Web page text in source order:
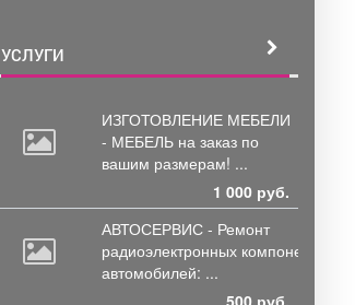
УСЛУГИ
ИЗГОТОВЛЕНИЕ МЕБЕЛИ
- МЕБЕЛЬ на заказ по
вашим размерам! ...
1 000 руб.
АВТОСЕРВИС - Ремонт
радиоэлектронных компонентов
автомобилей: ...